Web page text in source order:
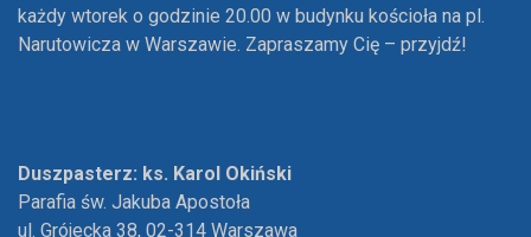
każdy wtorek o godzinie 20.00 w budynku kościoła na pl.
Narutowicza w Warszawie. Zapraszamy Cię – przyjdź!
Duszpasterz: ks. Karol Okiński
Parafia św. Jakuba Apostoła
ul. Grójecka 38, 02-314 Warszawa